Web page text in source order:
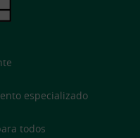
especializado
todos